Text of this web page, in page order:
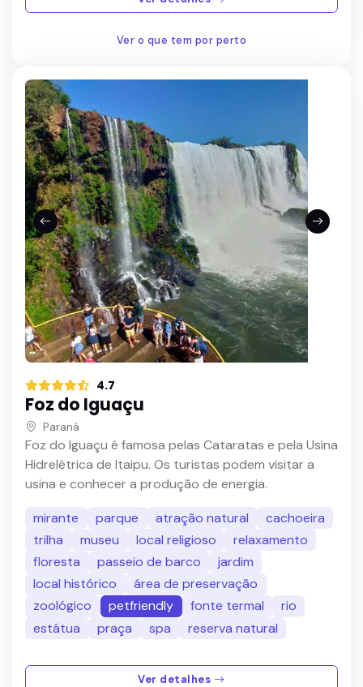
Ver o que tem por perto
4.7
Foz do Iguaçu
Paraná
Foz do Iguaçu é famosa pelas Cataratas e pela Usina
Hidrelétrica de Itaipu. Os turistas podem visitar a
usina e conhecer a produção de energia.
mirante
parque atração natural
cachoeira
trilha
museu local religioso
relaxamento
floresta
passeio de barco
jardim
local histórico
área de preservação
zoológico
petfriendly fonte termal
rio
estátua
praça spa reserva natural
Ver detalhes